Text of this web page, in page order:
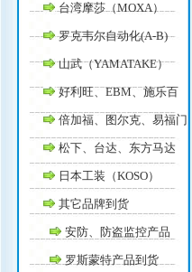
台湾摩莎（MOXA）
罗克韦尔自动化(A-B)
山武（YAMATAKE）
好利旺、EBM、施乐百
倍加福、图尔克、易福门
松下、台达、东方马达
日本工装（KOSO）
其它品牌到货
安防、防盗监控产品
罗斯蒙特产品到货